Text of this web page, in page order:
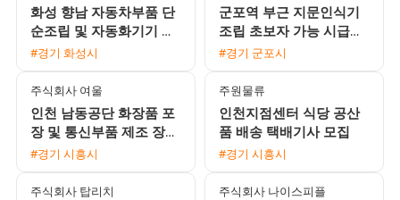
화성 향남 자동차부품 단
순조립 및 자동화기기 조
작원 모집 주간고정 유류
#경기 화성시
군포역 부근 지문인식기
조립 초보자 가능 시급
10520원 사원 채용
#경기 군포시
주식회사 여울
인천 남동공단 화장품 포
장 및 통신부품 제조 장기
근로자 모집 (주간고정 /
#경기 시흥시
주원물류
인천지점센터 식당 공산
품 배송 택배기사 모집
#경기 시흥시
주식회사 탑리치 주식회사 나이스피플